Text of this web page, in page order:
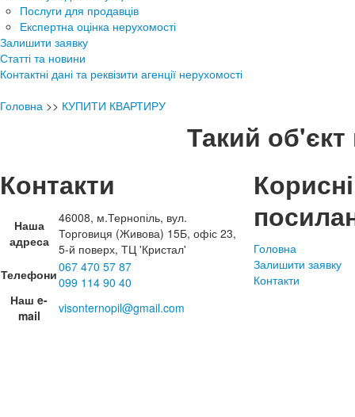
Послуги для продавців
Експертна оцінка нерухомості
Залишити заявку
Статті та новини
Контактні дані та реквізити агенції нерухомості
Головна >> КУПИТИ КВАРТИРУ
Такий об'єкт
Контакти
Наша
адреса
46008, м.Тернопіль, вул.
Торговиця (Живова) 15Б, офіс 23,
5-й поверх, ТЦ 'Кристал'
Телефони067 470 57 87
099 114 90 40
Наш e-
mail
visonternopil@gmail.com
Корисні
Головна
Залишити заявку
Контакти